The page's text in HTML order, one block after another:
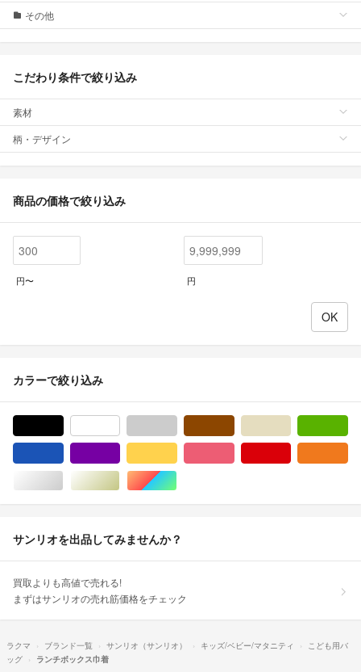
その他
こだわり条件で絞り込み
素材
柄・デザイン
商品の価格で絞り込み
円〜 円
カラーで絞り込み
シルバー/銀色系ゴールド/金色系マルチカラー
サンリオを出品してみませんか？
買取よりも高値で売れる!
まずはサンリオの売れ筋価格をチェック
ラクマ ブランド一覧 サンリオ（サンリオ） キッズ/ベビー/マタニティ
こども用バ
ッグ
ランチボックス巾着